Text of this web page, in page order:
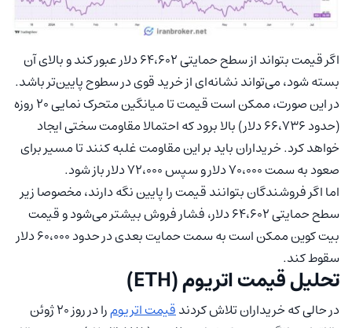
اگر قیمت بتواند از سطح حمایتی ۶۴،۶۰۲ دلار عبور کند و بالای آن
بسته شود، می‌تواند نشانه‌ای از خرید قوی در سطوح پایین‌تر باشد.
در این صورت، ممکن است قیمت تا میانگین متحرک نمایی ۲۰ روزه
(حدود ۶۶،۷۳۶ دلار) بالا برود که احتمالا مقاومت سختی ایجاد
خواهد کرد. خریداران باید بر این مقاومت غلبه کنند تا مسیر برای
صعود به سمت ۷۰،۰۰۰ دلار و سپس ۷۲،۰۰۰ دلار باز شود.
اما اگر فروشندگان بتوانند قیمت را پایین نگه دارند، مخصوصا زیر
سطح حمایتی ۶۴،۶۰۲ دلار، فشار فروش بیشتر می‌شود و قیمت
بیت کوین ممکن است به سمت حمایت بعدی در حدود ۶۰،۰۰۰ دلار
سقوط کند.
تحلیل قیمت اتریوم (ETH)
در حالی که خریداران تلاش کردندقیمت اتریوم
را در روز ۲۰ ژوئن